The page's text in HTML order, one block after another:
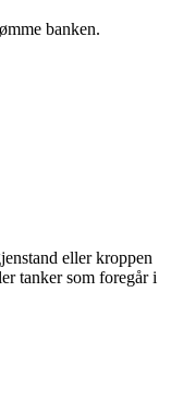
banken.
eller kroppen
tanker som foregår i